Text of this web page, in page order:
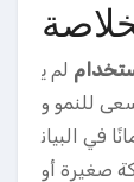
لم ي
للنمو و
في البيان
صغيرة أو